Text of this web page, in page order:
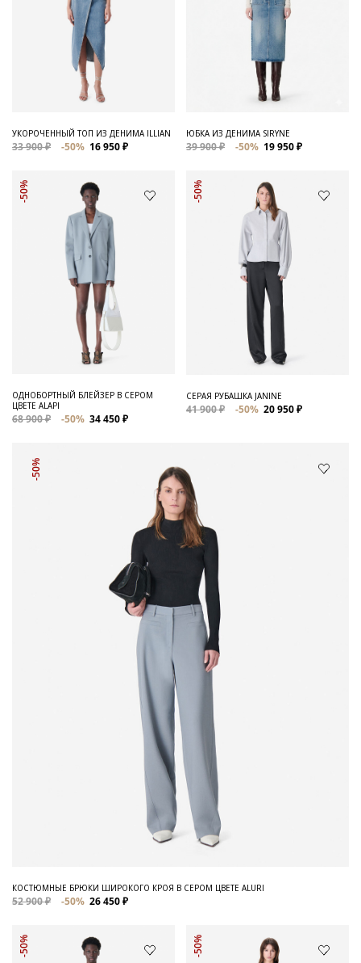
УКОРОЧЕННЫЙ ТОП ИЗ ДЕНИМА ILLIAN
33 900 ₽ -50% 16 950 ₽
ЮБКА ИЗ ДЕНИМА SIRYNE
39 900 ₽ -50% 19 950 ₽
-50%
ОДНОБОРТНЫЙ БЛЕЙЗЕР В СЕРОМ
ЦВЕТЕ ALAPI
68 900 ₽ -50% 34 450 ₽
-50%
СЕРАЯ РУБАШКА JANINE
41 900 ₽ -50% 20 950 ₽
-50%
КОСТЮМНЫЕ БРЮКИ ШИРОКОГО КРОЯ В СЕРОМ ЦВЕТЕ ALURI
52 900 ₽ -50% 26 450 ₽
-50% -50%